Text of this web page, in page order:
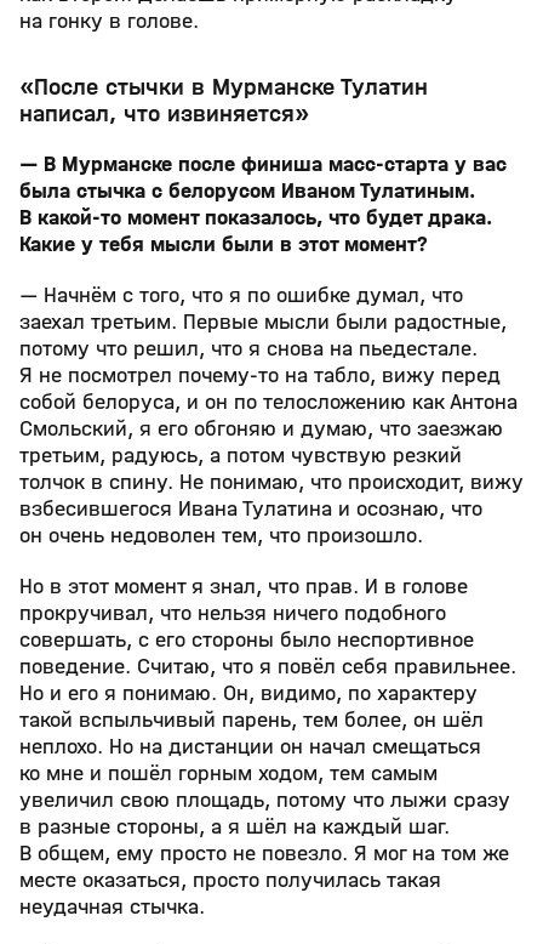
на гонку в голове.
«После стычки в Мурманске Тулатин
написал, что извиняется»
— В Мурманске после финиша масс-старта у вас
была стычка с белорусом Иваном Тулатиным.
В какой-то момент показалось, что будет драка.
Какие у тебя мысли были в этот момент?
— Начнём с того, что я по ошибке думал, что
заехал третьим. Первые мысли были радостные,
потому что решил, что я снова на пьедестале.
Я не посмотрел почему-то на табло, вижу перед
собой белоруса, и он по телосложению как Антона
Смольский, я его обгоняю и думаю, что заезжаю
третьим, радуюсь, а потом чувствую резкий
толчок в спину. Не понимаю, что происходит, вижу
взбесившегося Ивана Тулатина и осознаю, что
он очень недоволен тем, что произошло.
Но в этот момент я знал, что прав. И в голове
прокручивал, что нельзя ничего подобного
совершать, с его стороны было неспортивное
поведение. Считаю, что я повёл себя правильнее.
Но и его я понимаю. Он, видимо, по характеру
такой вспыльчивый парень, тем более, он шёл
неплохо. Но на дистанции он начал смещаться
ко мне и пошёл горным ходом, тем самым
увеличил свою площадь, потому что лыжи сразу
в разные стороны, а я шёл на каждый шаг.
В общем, ему просто не повезло. Я мог на том же
месте оказаться, просто получилась такая
неудачная стычка.